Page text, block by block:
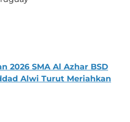
2026 SMA Al Azhar BSD
Alwi Turut Meriahkan